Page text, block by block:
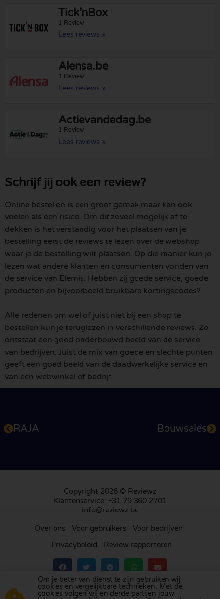
Tick’nBox
1 Review
Lees reviews »
Alensa.be
1 Review
Lees reviews »
Actievandedag.be
1 Review
Lees reviews »
Schrijf jij ook een review?
Online bestellen is een groot gemak maar kan ook
voelen als een risico. Om dit zoveel mogelijk af te
dekken is het verstandig voor het plaatsen van je
bestelling eerst de reviews te lezen over de webshop
waar je de bestelling wilt plaatsen. Op die manier kun je
lezen wat andere klanten en consumenten vonden van
de service van Elemis. Hebben zij goede service, goede
producten en bijvoorbeeld bruikbare kortingscodes?
Alle redenen om wel of juist niet bij een shop te
bestellen kun je teruglezen in verschillende reviews. Zo
ontstaat een goed onderbouwd beeld van de service
van bedrijven. Juist de mix van goede en slechte punten
geeft een goed beeld van de daadwerkelijke service en
van een webwinkel of bedrijf.
RAJA Bouwsales
Copyright 2026 © Reviewz
Klantenservice: +31 79 360 2701
info@reviewz.be
Over ons Voor gebruikers
Voor bedrijven
Privacybeleid
Review rapporteren
Bezoek ons review platform in Nederland,het
Om je beter van dienst te zijn gebruiken wij
cookies en vergelijkbare technieken. Met de
cookies volgen wij en derde partijen jouw